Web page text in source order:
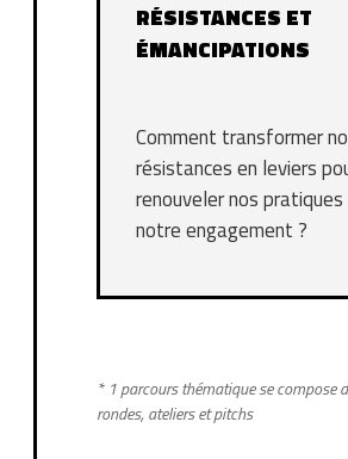
RÉSISTANCES ET
ÉMANCIPATIONS
Comment transformer
résistances en leviers
renouveler nos
notre engagement ?
* 1 parcours thématique se compose
rondes, ateliers et pitchs